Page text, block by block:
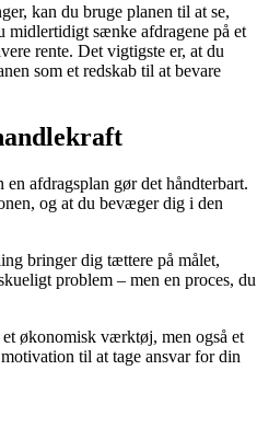
kan du bruge planen til at se,
midlertidigt sænke afdragene på et
rente. Det vigtigste er, at du
som et redskab til at bevare
afdragsplan gør det håndterbart.
og at du bevæger dig i den
bringer dig tættere på målet,
problem – men en proces, du
økonomisk værktøj, men også et
til at tage ansvar for din